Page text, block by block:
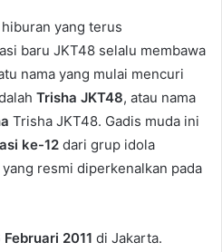
yang terus
baru JKT48 selalu membawa
nama yang mulai mencuri
Trisha JKT48, atau nama
Trisha JKT48. Gadis muda ini
ke-12 dari grup idola
resmi diperkenalkan pada
Februari 2011 di Jakarta.